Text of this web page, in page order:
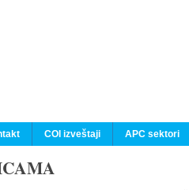
APC sektori
COI izveštaji